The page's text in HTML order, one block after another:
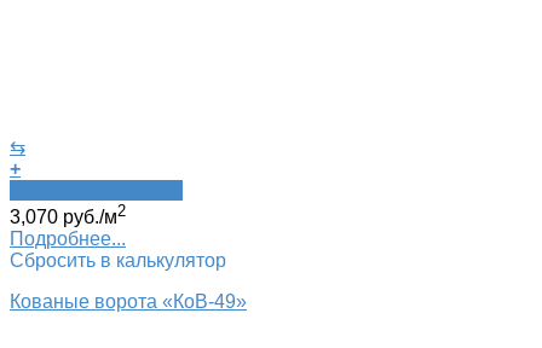
⇆
+
3,070 руб./м2
Подробнее...
Сбросить в калькулятор
Кованые ворота «КоВ-49»